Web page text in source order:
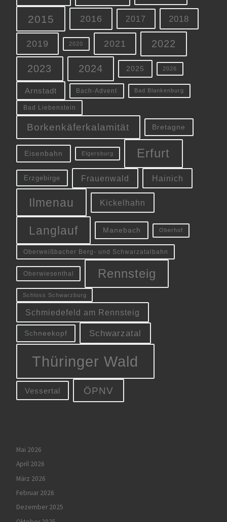
2015 2016 2017 2018
2019 2020 2021 2022
2023 2024 2025 2026
Arnstadt Bach-Advent Bad Blankenburg
Bad Liebenstein
Borkenkäferkalamität Bretagne
Eisenbahn Elgersburg Erfurt
Erzgebirge Frauenwald Hainich
Ilmenau Kickelhahn
Langlauf Manebach Oberhof
Oberweißbacher Berg- und Schwarzatalbahn
Oberwiesenthal Rennsteig
Schloss Schwarzburg
Schmiedefeld am Rennsteig
Schneekopf Schwarzatal
Thüringer Wald
Vessertal ÖPNV
Mai 2026
April 2026
März 2026
Februar 2026
Dezember 2025